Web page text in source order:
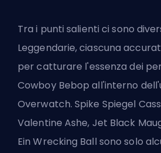
Tra i punti salienti ci sono
Leggendarie, ciascuna
per catturare l'essenza dei
Cowboy Bebop all'interno
Overwatch. Spike Spiegel
Valentine Ashe, Jet Black
Ein Wrecking Ball sono solo